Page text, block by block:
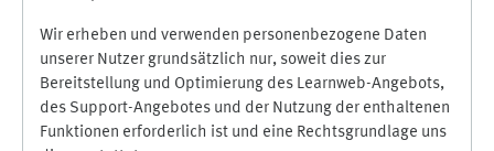
Wir erheben und verwenden personenbezogene Daten
unserer Nutzer grundsätzlich nur, soweit dies zur
Bereitstellung und Optimierung des Learnweb-Angebots,
des Support-Angebotes und der Nutzung der enthaltenen
Funktionen erforderlich ist und eine Rechtsgrundlage uns